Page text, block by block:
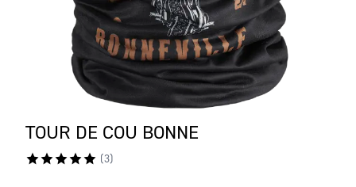
TOUR DE COU BONNE
(3)